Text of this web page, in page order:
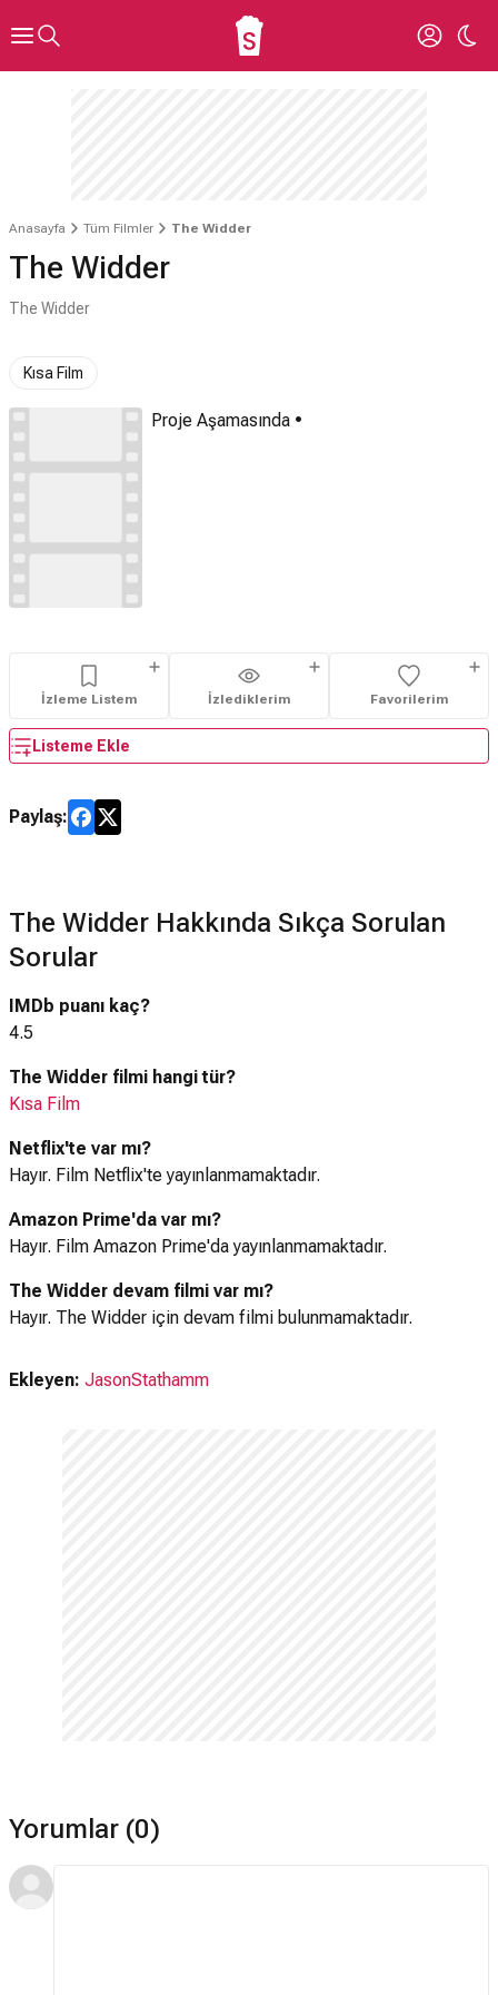
Anasayfa Tüm Filmler The Widder
The Widder
The Widder
Kısa Film
Proje Aşamasında •
İzleme Listem İzlediklerim Favorilerim
Listeme Ekle
Paylaş:
The Widder Hakkında Sıkça Sorulan
Sorular
IMDb puanı kaç?
4.5
The Widder filmi hangi tür?
Kısa Film
Netflix'te var mı?
Hayır. Film Netflix'te yayınlanmamaktadır.
Amazon Prime'da var mı?
Hayır. Film Amazon Prime'da yayınlanmamaktadır.
The Widder devam filmi var mı?
Hayır. The Widder için devam filmi bulunmamaktadır.
Ekleyen: JasonStathamm
Yorumlar (0)